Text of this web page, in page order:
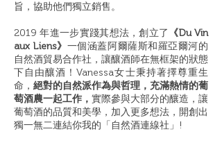
旨，協助他們獨立銷售。
2019 年進一步實踐其想法，創立了 《Du Vin
aux Liens》 一個涵蓋阿爾薩斯和羅亞爾河的
自然酒貿易合作社，讓釀酒師在無框架的狀態
下自由釀酒！Vanessa女士秉持著擇尊重生
命， 絕對的自然派作為與哲理，充滿熱情的葡
萄酒農一起工作， 實際參與大部分的釀造，讓
葡萄酒的品質和美學，加入更多想法，開創出
獨一無二連結你我的「自然酒連線社」!